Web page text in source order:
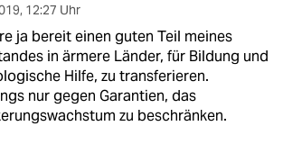
, 12:27 Uhr
ja bereit einen guten Teil meines
in ärmere Länder, für Bildung und
Hilfe, zu transferieren.
nur gegen Garantien, das
zu beschränken.